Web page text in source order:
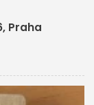
Praha